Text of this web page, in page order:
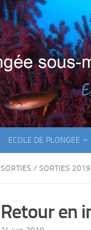
ECOLE DE PLONGEE
SORTIES / SORTIES 2019
Retour en